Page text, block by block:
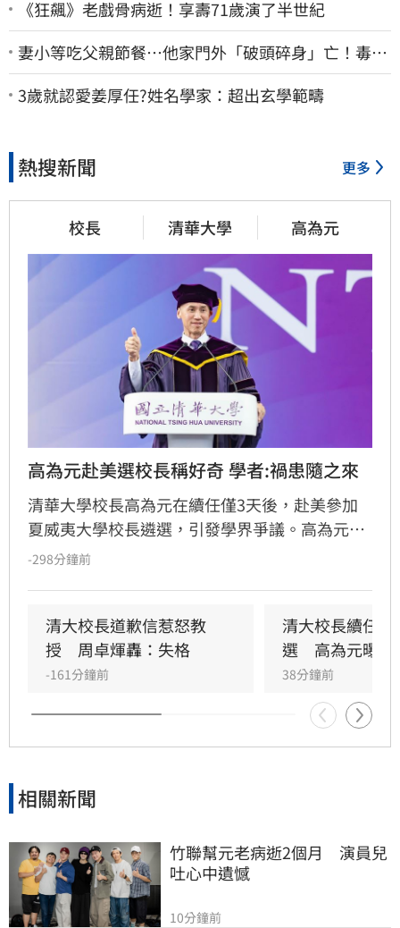
《狂飆》老戲骨病逝！享壽71歲演了半世紀
妻小等吃父親節餐⋯他家門外「破頭碎身」亡！毒駕
男一路向南撞死人收押
3歲就認愛姜厚任?姓名學家：超出玄學範疇
熱搜新聞 更多
校長 清華大學 高為元
高為元赴美選校長稱好奇 學者:禍患隨之來
清華大學校長高為元在續任僅3天後，赴美參加
夏威夷大學校長遴選，引發學界爭議。高為元事
後致歉，歸因於對東西方職場文化差異理解不
線。李忠憲認為，好奇固然是美德，但身為剛承
諾續任的校長，其核心責任應為該校的未來，而
非個人職涯探索。當「好奇」與「承諾」產生衝
突時，公共領導者應更重視信任與責任。此事件
凸顯了大學校長在追求個人成長與履行職責間，
如何拿捏分際的關鍵議題，也提醒學界在面對類
信價值。
-298分鐘前
清大校長道歉信惹怒教
授　周卓煇轟：失格
-161分鐘前
清大校長續任3
選　高為元曝原
38分鐘前
相關新聞
竹聯幫元老病逝2個月　演員兒
吐心中遺憾
10分鐘前